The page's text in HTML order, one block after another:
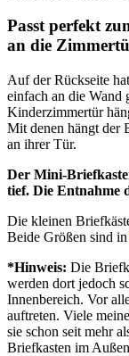
Passt perfekt
an die
Auf der Rückseite
einfach an die Wand
Kinderzimmertür
Mit denen hängt der
an ihrer Tür.
Der Mini-
tief. Die Entnahme
Die kleinen
Beide Größen sind in
*Hinweis: Die
werden dort jedoch
Innenbereich. Vor
auftreten. Viele
sie schon seit mehr
Briefkasten im